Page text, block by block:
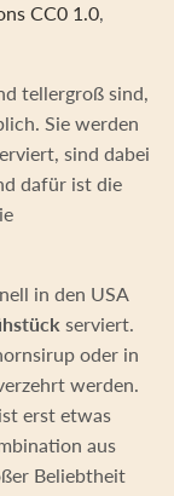
CC0 1.0
tellergroß sind,
Sie werden
sind dabei
dafür ist die
in den USA
serviert.
oder in
werden.
erst etwas
aus
Beliebtheit